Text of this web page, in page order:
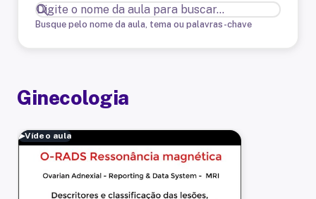
Busque pelo nome da aula, tema ou palavras-chave
Ginecologia
▶Vídeo aula